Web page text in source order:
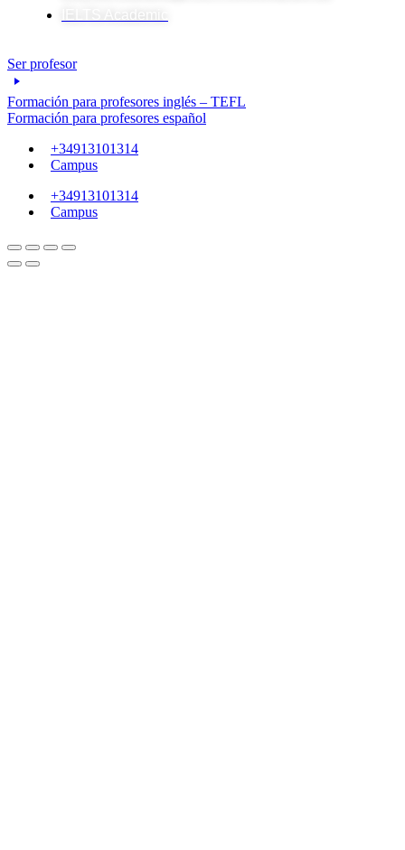
IELTS Academic
Ser profesor
Formación para profesores inglés – TEFL
Formación para profesores español
+34913101314
Campus
+34913101314
Campus